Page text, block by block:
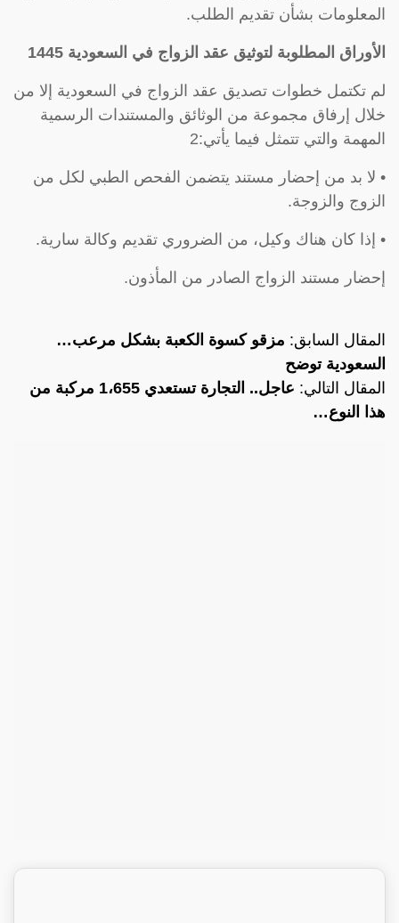
المعلومات بشأن تقديم الطلب.
الأوراق المطلوبة لتوثيق عقد الزواج في السعودية 1445
لم تكتمل خطوات تصديق عقد الزواج في السعودية إلا من
خلال إرفاق مجموعة من الوثائق والمستندات الرسمية
المهمة والتي تتمثل فيما يأتي:2
• لا بد من إحضار مستند يتضمن الفحص الطبي لكل من
الزوج والزوجة.
• إذا كان هناك وكيل، من الضروري تقديم وكالة سارية.
إحضار مستند الزواج الصادر من المأذون.
المقال السابق: مزقو كسوة الكعبة بشكل مرعب…
السعودية توضح
المقال التالي:
عاجل.. التجارة تستعدي 1،655 مركبة من
هذا النوع…